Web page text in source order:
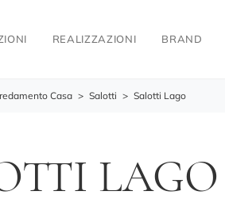
REALIZZAZIONI BRAND
Casa > Salotti > Salotti Lago
LAGO